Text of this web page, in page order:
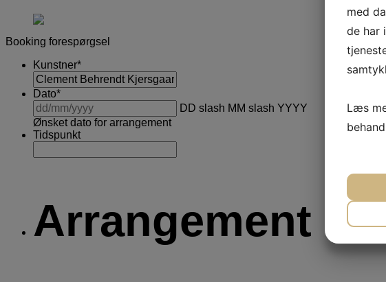
Booking forespørgsel
Kunstner*
Dato*
DD slash MM slash YYYY
Ønsket dato for arrangement
Tidspunkt
Arrangement
med
de har
Læs